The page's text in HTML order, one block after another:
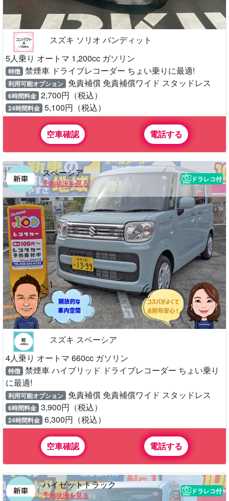
スズキ ソリオ バンディット
5人乗り オートマ 1,200cc ガソリン
特徴 禁煙車 ドライブレコーダー ちょい乗りに最適!
利用可能オプション 免責補償 免責補償ワイド スタッドレス
6時間料金 2,700円（税込）
24時間料金 5,100円（税込）
空車確認 電話する
スペーシア
予約状況を見る
ドラレコ付
スズキ スペーシア
4人乗り オートマ 660cc ガソリン
特徴 禁煙車 ハイブリッド ドライブレコーダー ちょい乗り
に最適!
利用可能オプション 免責補償 免責補償ワイド スタッドレス
6時間料金 3,900円（税込）
24時間料金 6,300円（税込）
空車確認 電話する
ハイゼットトラック
予約状況を見る
ドラレコ付